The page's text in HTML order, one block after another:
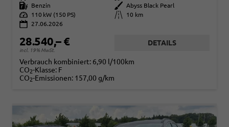
Kraftstoff
Benzin Außenfarbe
Abyss Black Pearl
Leistung
110 kW (150 PS) Kilometerstand
10 km
27.06.2026
28.540,– €
incl. 19% MwSt.
DETAILS
Verbrauch kombiniert: 6,90 l/100km
CO2-Klasse: F
CO2-Emissionen: 157,00 g/km